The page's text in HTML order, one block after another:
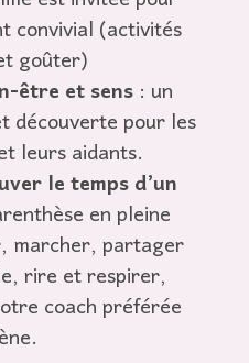
convivial (activités
goûter)
être et sens: un
découverte pour les
leurs aidants.
le temps d’un
en pleine
marcher, partager
rire et respirer,
coach préférée